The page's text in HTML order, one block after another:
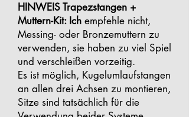
HINWEIS Trapezstangen +
Muttern-Kit: Ich empfehle nicht,
Messing- oder Bronzemuttern zu
verwenden, sie haben zu viel Spiel
und verschleißen vorzeitig.
Es ist möglich, Kugelumlaufstangen
an allen drei Achsen zu montieren,
Sitze sind tatsächlich für die